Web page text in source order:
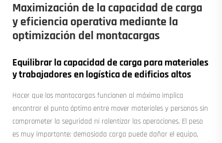
Maximización de la capacidad de carga
y eficiencia operativa mediante la
optimización del montacargas
Equilibrar la capacidad de carga para materiales
y trabajadores en logística de edificios altos
Hacer que los montacargas funcionen al máximo implica
encontrar el punto óptimo entre mover materiales y personas sin
comprometer la seguridad ni ralentizar las operaciones. El peso
es muy importante: demasiada carga puede dañar el equipo,